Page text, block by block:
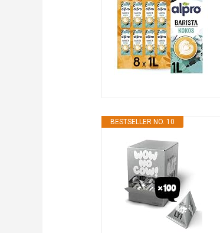
BESTSELLER NO. 10